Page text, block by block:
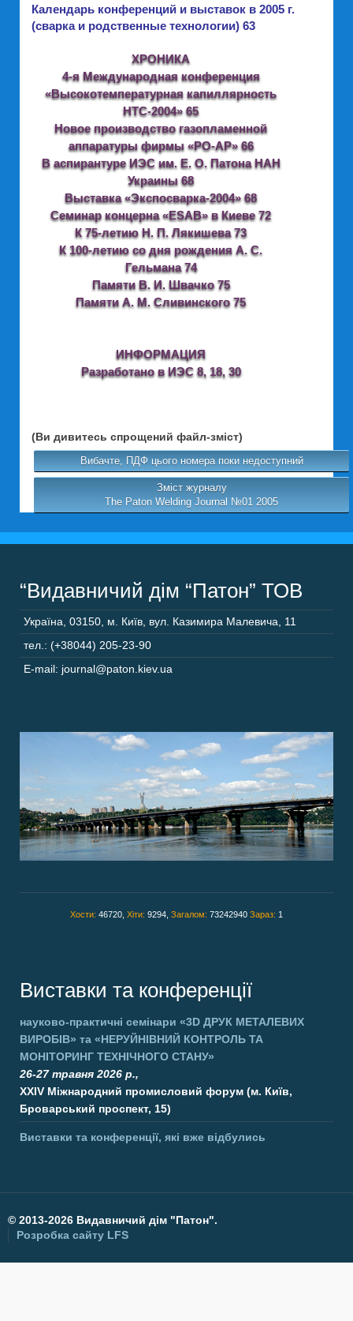
Календарь конференций и выставок в 2005 г.
(сварка и родственные технологии) 63
ХРОНИКА
4-я Международная конференция
«Высокотемпературная капиллярность
НТС-2004» 65
Новое производство газопламенной
аппаратуры фирмы «РО-АР» 66
В аспирантуре ИЭС им. Е. О. Патона НАН
Украины 68
Выставка «Экспосварка-2004» 68
Семинар концерна «ESAB» в Киеве 72
К 75-летию Н. П. Лякишева 73
К 100-летию со дня рождения А. С.
Гельмана 74
Памяти В. И. Швачко 75
Памяти А. М. Сливинского 75
ИНФОРМАЦИЯ
Разработано в ИЭС 8, 18, 30
(Ви дивитесь спрощений файл-зміст)
Вибачте, ПДФ цього номера поки недоступний
Зміст журналу
The Paton Welding Journal №01 2005
“Видавничий дім “Патон” ТОВ
Україна 03150 м. Київ, вул. Казимира Малевича, 11
тел.: (+38044) 205-23-90
E-mail: journal@paton.kiev.ua
Хости: 46720, Хіти: 9294, Загалом: 73242940 Зараз: 1
Виставки та конференції
науково-практичні семінари «3D ДРУК МЕТАЛЕВИХ
ВИРОБІВ» та «НЕРУЙНІВНИЙ КОНТРОЛЬ ТА
МОНІТОРИНГ ТЕХНІЧНОГО СТАНУ»
26-27 травня 2026 р.,
XXIV Міжнародний промисловий форум (м. Київ,
Броварський проспект, 15)
Виставки та конференції, які вже відбулись
© 2013-2026 Видавничий дім "Патон".
Розробка сайту LFS